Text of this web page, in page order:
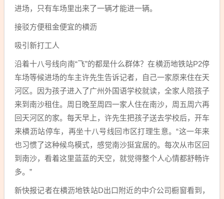
进场，只有车场里出来了一辆才能进一辆。
接驳方便租金便宜的横沥
吸引新打工人
沿着十八号线向南“飞”的都是什么群体？在横沥地铁站P2停
车场等候进场的车主许先生告诉记者，自己一家原来住在天
河区。因为孩子进入了广州外国语学校就读，全家人陪孩子
来到南沙租住。周日晚至周四一家人住在南沙，周五周六再
回天河区的家。每天早上，许先生把孩子送去学校后，开车
来横沥站停车，再坐十八号线回市区打理生意。“这一年来
也习惯了这种候鸟模式，感觉南沙挺宜居的。每次从市区回
到南沙，看着这里蓝蓝的天空，就觉得整个人心情都舒畅许
多。”
新快报记者在横沥地铁站D出口附近的中介公司橱窗看到，